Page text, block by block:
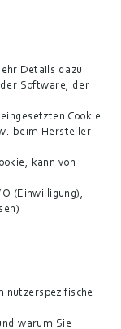
Details dazu
Software, der
Cookie.
beim Hersteller
kann von
(Einwilligung),
nutzerspezifische
warum Sie